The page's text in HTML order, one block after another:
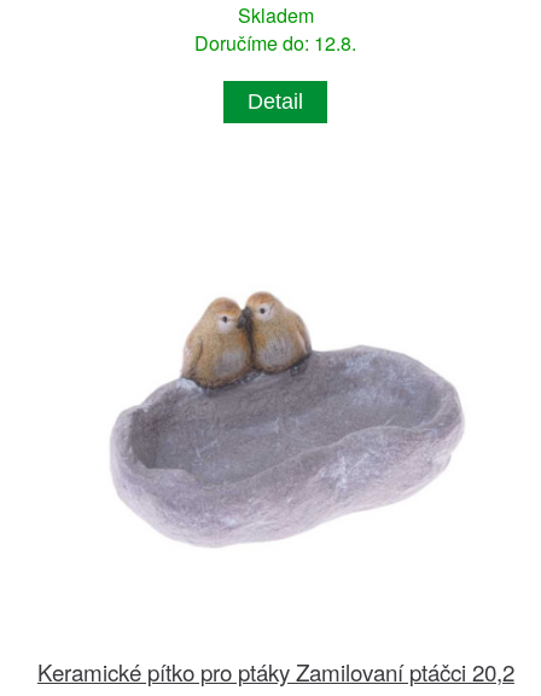
Skladem
Doručíme do: 12.8.
Detail
Keramické pítko pro ptáky Zamilovaní ptáčci 20,2